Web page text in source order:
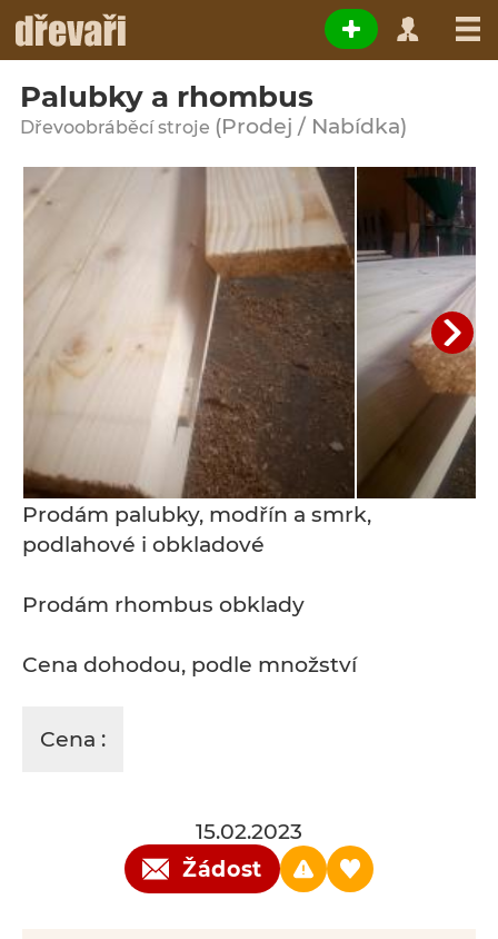
Palubky a rhombus
Dřevoobráběcí stroje (Prodej / Nabídka)
Prodám palubky, modřín a smrk,
podlahové i obkladové
Prodám rhombus obklady
Cena dohodou, podle množství
Cena :
15.02.2023
Žádost